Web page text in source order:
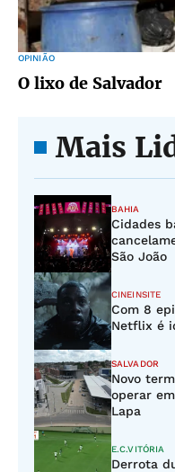
OPINIÃO
O lixo de Salvador
Mais
BAHIA
Cidades
São João
CINEINSITE
Com 8
Netflix é
SALVADOR
Novo
operar
Lapa
E.C.VITÓRIA
Derrota